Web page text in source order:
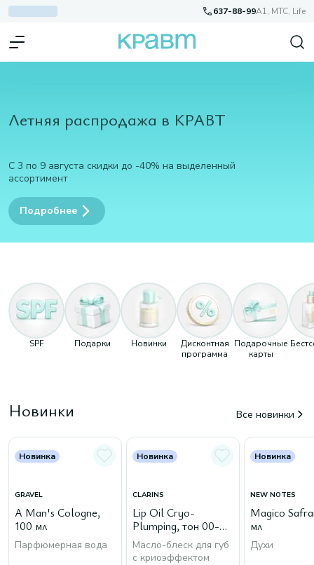
637-88-99A1, МТС, Life
Летняя распродажа в КРАВТ
С 3 по 9 августа скидки до -40% на выделенный
ассортимент
Подробнее
SPF Подарки Новинки
Дисконтная
программа
Подарочные
карты
Новинки Все новинки
Новинка
GRAVEL
A Man's Cologne,
100 мл
Парфюмерная вода
Новинка
CLARINS
Lip Oil Cryo-
Plumping, тон 00-
Cryo Mint
Масло-блеск для губ
с криоэффектом
Новинка
NEW NOTES
Magico
мл
Духи